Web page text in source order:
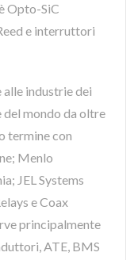
Opto-SiC
e interruttori
industrie dei
mondo da oltre
termine con
Menlo
JEL Systems
e Coax
principalmente
ATE, BMS